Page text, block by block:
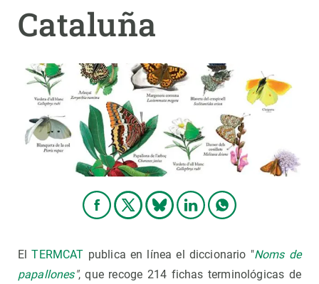
Cataluña
ElTERMCAT publica en línea el diccionario "Noms de
papallones", que recoge 214 fichas terminológicas de